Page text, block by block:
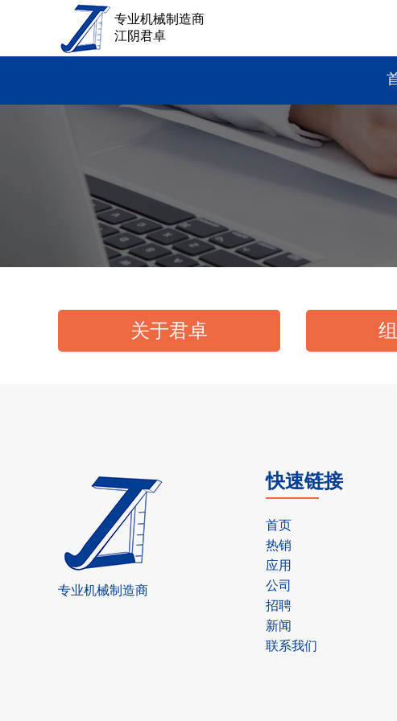
专业机械制造商
江阴君卓
关于君卓
专业机械制造商
快速链接
首页
热销
应用
公司
招聘
新闻
联系我们